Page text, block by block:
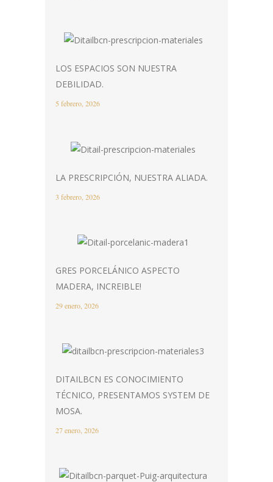
LOS ESPACIOS SON NUESTRA
DEBILIDAD.
5 febrero, 2026
LA PRESCRIPCIÓN, NUESTRA ALIADA.
3 febrero, 2026
GRES PORCELÁNICO ASPECTO
MADERA, INCREIBLE!
29 enero, 2026
DITAILBCN ES CONOCIMIENTO
TÉCNICO, PRESENTAMOS SYSTEM DE
MOSA.
27 enero, 2026